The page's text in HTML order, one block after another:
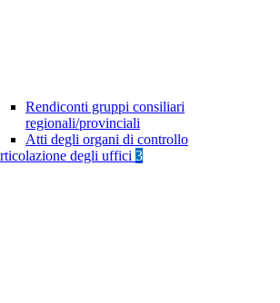
Rendiconti gruppi consiliari
regionali/provinciali
Atti degli organi di controllo
degli uffici 3